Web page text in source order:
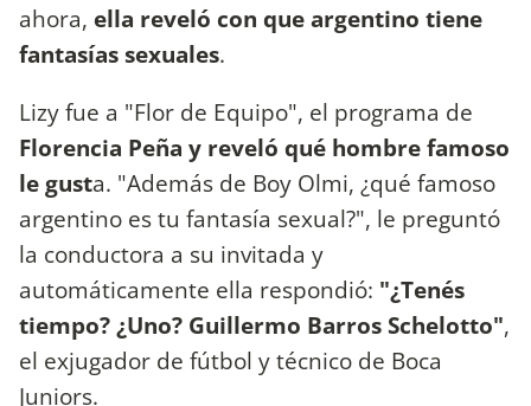
ahora, ella reveló con que argentino tiene
fantasías sexuales.
Lizy fue a "Flor de Equipo", el programa de
Florencia Peña y reveló qué hombre famoso
le gusta. "Además de Boy Olmi, ¿qué famoso
argentino es tu fantasía sexual?", le preguntó
la conductora a su invitada y
automáticamente ella respondió: "¿Tenés
tiempo? ¿Uno? Guillermo Barros Schelotto",
el exjugador de fútbol y técnico de Boca
Juniors.